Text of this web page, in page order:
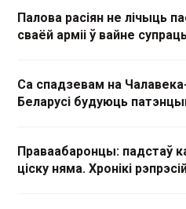
Палова расіян не лічыць
сваёй арміі ў вайне
Са спадзевам на
Беларусі будуюць
Праваабаронцы: падстаў
ціску няма. Хронікі